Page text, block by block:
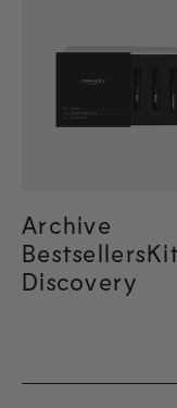
Archive
Discovery